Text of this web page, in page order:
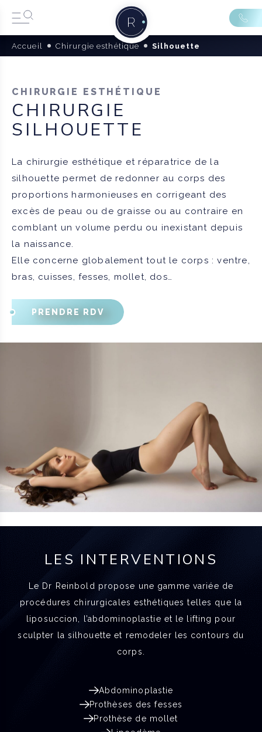
Accueil Chirurgie esthétique Silhouette
CHIRURGIE ESTHÉTIQUE
CHIRURGIE
SILHOUETTE
La chirurgie esthétique et réparatrice de la
silhouette permet de redonner au corps des
proportions harmonieuses en corrigeant des
excès de peau ou de graisse ou au contraire en
comblant un volume perdu ou inexistant depuis
la naissance.
Elle concerne globalement tout le corps : ventre,
bras, cuisses, fesses, mollet, dos…
PRENDRE RDV
LES INTERVENTIONS
Le Dr Reinbold propose une gamme variée de
procédures chirurgicales esthétiques telles que la
liposuccion, l’abdominoplastie et le lifting pour
sculpter la silhouette et remodeler les contours du
corps.
Abdominoplastie
Prothèses des fesses
Prothèse de mollet